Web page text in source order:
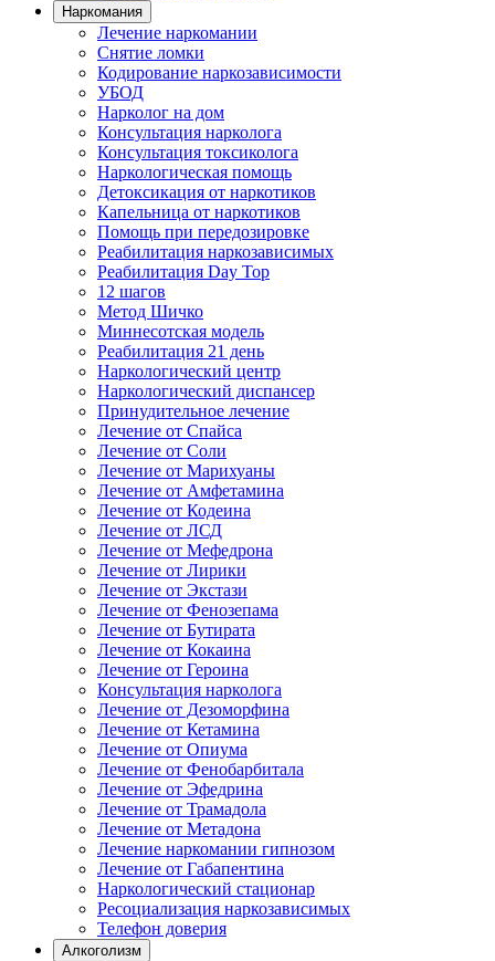
Наркомания
Лечение наркомании
Снятие ломки
Кодирование наркозависимости
УБОД
Нарколог на дом
Консультация нарколога
Консультация токсиколога
Наркологическая помощь
Детоксикация от наркотиков
Капельница от наркотиков
Помощь при передозировке
Реабилитация наркозависимых
Реабилитация Day Top
12 шагов
Метод Шичко
Миннесотская модель
Реабилитация 21 день
Наркологический центр
Наркологический диспансер
Принудительное лечение
Лечение от Спайса
Лечение от Соли
Лечение от Марихуаны
Лечение от Амфетамина
Лечение от Кодеина
Лечение от ЛСД
Лечение от Мефедрона
Лечение от Лирики
Лечение от Экстази
Лечение от Фенозепама
Лечение от Бутирата
Лечение от Кокаина
Лечение от Героина
Консультация нарколога
Лечение от Дезоморфина
Лечение от Кетамина
Лечение от Опиума
Лечение от Фенобарбитала
Лечение от Эфедрина
Лечение от Трамадола
Лечение от Метадона
Лечение наркомании гипнозом
Лечение от Габапентина
Наркологический стационар
Ресоциализация наркозависимых
Телефон доверия
Алкоголизм